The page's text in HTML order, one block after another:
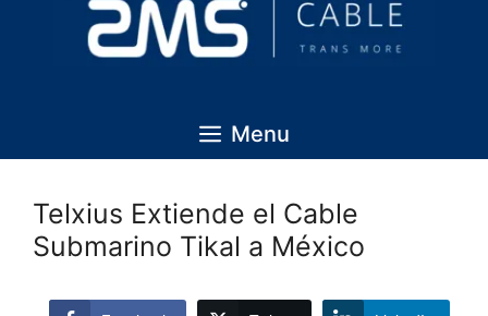
Menu
Telxius Extiende el Cable
Submarino Tikal a México